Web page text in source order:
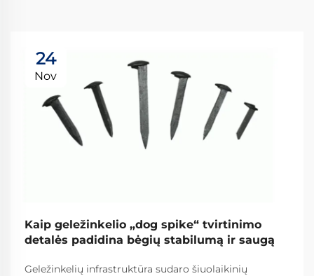
24
Nov
Kaip geležinkelio „dog spike“ tvirtinimo
detalės padidina bėgių stabilumą ir saugą
Geležinkelių infrastruktūra sudaro šiuolaikinių